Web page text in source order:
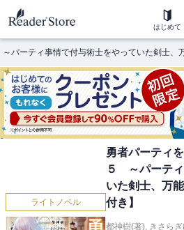
はじめて
パーティ事情で付与術士をやっていた剣士、
ライトノベル
勇者パーティ
５ ～パーティ
いた剣士、万
付き】
都神樹(著), きさら